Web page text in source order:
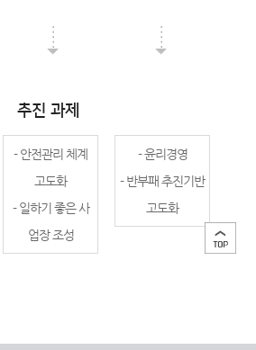
추진 과제
- 안전관리 체계
고도화
- 일하기 좋은 사
업장 조성
- 윤리경영
- 반부패 추진기반
고도화